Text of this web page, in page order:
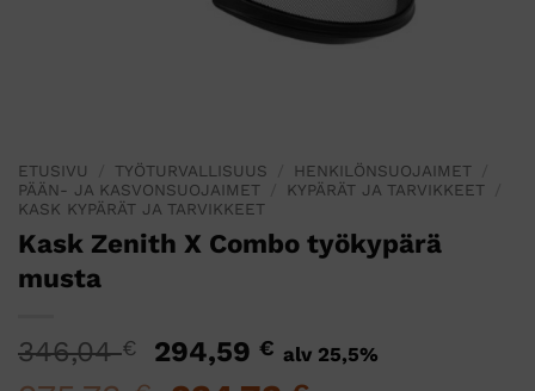
ETUSIVU TYÖTURVALLISUUS HENKILÖNSUOJAIMET
PÄÄN- JA KASVONSUOJAIMET
KYPÄRÄT JA TARVIKKEET
KASK KYPÄRÄT JA TARVIKKEET
Kask Zenith X Combo työkypärä
musta
346,04€
Alkuperäinen
hinta
294,59€ Nykyinen
hinta
alv 25,5%